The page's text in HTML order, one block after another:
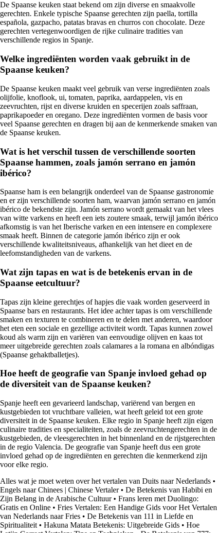
De Spaanse keuken staat bekend om zijn diverse en smaakvolle
gerechten. Enkele typische Spaanse gerechten zijn paella, tortilla
española, gazpacho, patatas bravas en churros con chocolate. Deze
gerechten vertegenwoordigen de rijke culinaire tradities van
verschillende regios in Spanje.
Welke ingrediënten worden vaak gebruikt in de
Spaanse keuken?
De Spaanse keuken maakt veel gebruik van verse ingrediënten zoals
olijfolie, knoflook, ui, tomaten, paprika, aardappelen, vis en
zeevruchten, rijst en diverse kruiden en specerijen zoals saffraan,
paprikapoeder en oregano. Deze ingrediënten vormen de basis voor
veel Spaanse gerechten en dragen bij aan de kenmerkende smaken van
de Spaanse keuken.
Wat is het verschil tussen de verschillende soorten
Spaanse hammen, zoals jamón serrano en jamón
ibérico?
Spaanse ham is een belangrijk onderdeel van de Spaanse gastronomie
en er zijn verschillende soorten ham, waarvan jamón serrano en jamón
ibérico de bekendste zijn. Jamón serrano wordt gemaakt van het vlees
van witte varkens en heeft een iets zoutere smaak, terwijl jamón ibérico
afkomstig is van het Iberische varken en een intensere en complexere
smaak heeft. Binnen de categorie jamón ibérico zijn er ook
verschillende kwaliteitsniveaus, afhankelijk van het dieet en de
leefomstandigheden van de varkens.
Wat zijn tapas en wat is de betekenis ervan in de
Spaanse eetcultuur?
Tapas zijn kleine gerechtjes of hapjes die vaak worden geserveerd in
Spaanse bars en restaurants. Het idee achter tapas is om verschillende
smaken en texturen te combineren en te delen met anderen, waardoor
het eten een sociale en gezellige activiteit wordt. Tapas kunnen zowel
koud als warm zijn en variëren van eenvoudige olijven en kaas tot
meer uitgebreide gerechten zoals calamares a la romana en albóndigas
(Spaanse gehaktballetjes).
Hoe heeft de geografie van Spanje invloed gehad op
de diversiteit van de Spaanse keuken?
Spanje heeft een gevarieerd landschap, variërend van bergen en
kustgebieden tot vruchtbare valleien, wat heeft geleid tot een grote
diversiteit in de Spaanse keuken. Elke regio in Spanje heeft zijn eigen
culinaire tradities en specialiteiten, zoals de zeevruchtengerechten in de
kustgebieden, de vleesgerechten in het binnenland en de rijstgerechten
in de regio Valencia. De geografie van Spanje heeft dus een grote
invloed gehad op de ingrediënten en gerechten die kenmerkend zijn
voor elke regio.
Alles wat je moet weten over het vertalen van Duits naar Nederlands •
Engels naar Chinees | Chinese Vertaler• De Betekenis van Habibi en
Zijn Belang in de Arabische Cultuur• Frans leren met Duolingo:
Gratis en Online • Fries Vertalen: Een Handige Gids voor Het Vertalen
van Nederlands naar Fries • De Betekenis van 111 in Liefde en
Spiritualiteit • Hakuna Matata Betekenis: Uitgebreide Gids • Hoe